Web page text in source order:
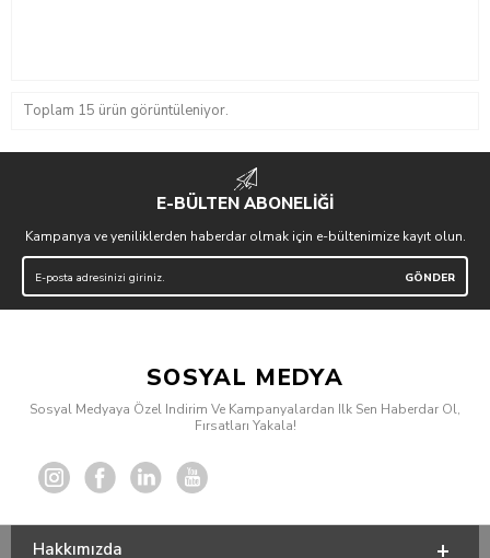
Toplam 15 ürün görüntüleniyor.
E-BÜLTEN ABONELİĞİ
Kampanya ve yeniliklerden haberdar olmak için e-bültenimize kayıt olun.
SOSYAL MEDYA
Sosyal Medyaya Özel Indirim Ve Kampanyalardan Ilk Sen Haberdar Ol,
Fırsatları Yakala!
Hakkımızda